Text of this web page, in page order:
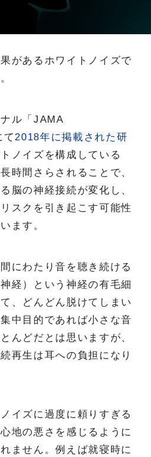
があるホワイトノイズで
ル「JAMA
て2018年に掲載された研
ノイズを構成している
時間さらされることで、
脳の神経接続が変化し、
スクを引き起こす可能性
ます。
にわたり音を聴き続ける
経）という神経の有毛細
、どんどん脱けてしまい
中目的であれば小さな音
んどだとは思いますが、
再生は耳への負担になり
イズに過度に頼りすぎる
地の悪さを感じるように
ません。例えば就寝時に